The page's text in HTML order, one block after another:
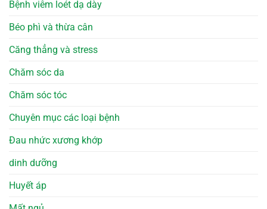
Bệnh viêm loét dạ dày
Béo phì và thừa cân
Căng thẳng và stress
Chăm sóc da
Chăm sóc tóc
Chuyên mục các loại bệnh
Đau nhức xương khớp
dinh dưỡng
Huyết áp